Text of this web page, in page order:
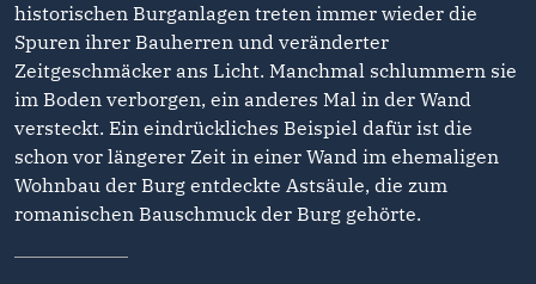
historischen Burganlagen treten immer wieder die
Spuren ihrer Bauherren und veränderter
Zeitgeschmäcker ans Licht. Manchmal schlummern sie
im Boden verborgen, ein anderes Mal in der Wand
versteckt. Ein eindrückliches Beispiel dafür ist die
schon vor längerer Zeit in einer Wand im ehemaligen
Wohnbau der Burg entdeckte Astsäule, die zum
romanischen Bauschmuck der Burg gehörte.